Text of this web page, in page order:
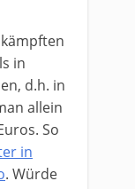
in
d.h. in
allein
So
in
. Würde